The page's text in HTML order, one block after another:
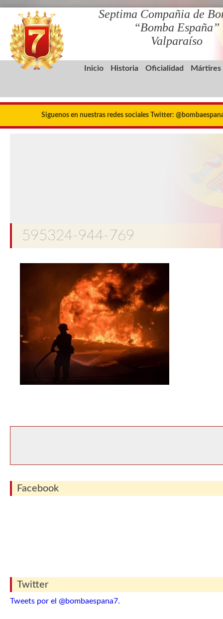
Septima Compañia de
“Bomba España”
Valparaíso
Inicio Historia Oficialidad Mártires
Siguenos en nuestras redes sociales Twitter:
595324-944-769
Facebook
Twitter
Tweets por el @bombaespana7.